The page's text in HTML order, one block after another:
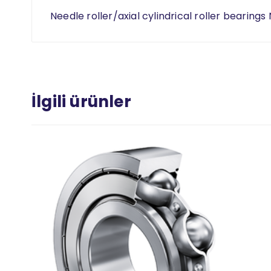
Needle roller/axial cylindrical roller bearings
İlgili ürünler